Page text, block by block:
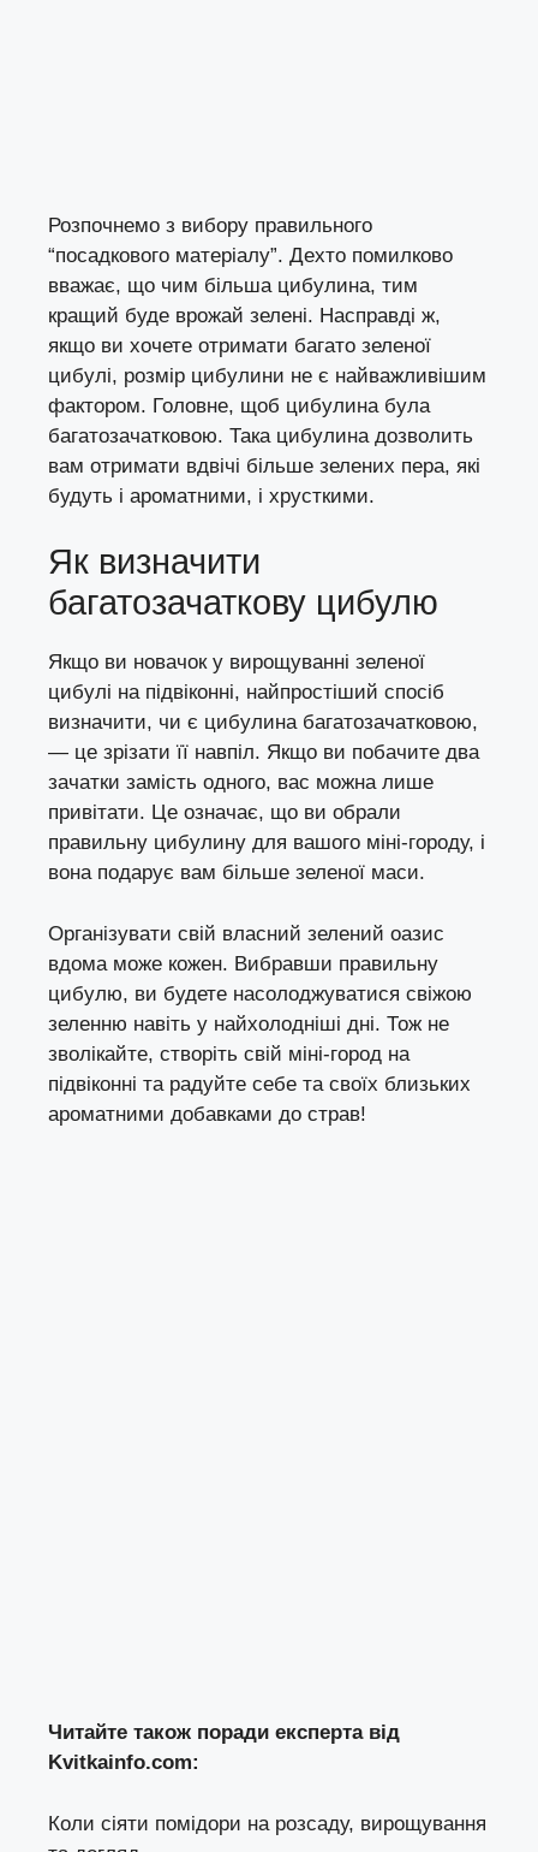
Розпочнемо з вибору правильного
“посадкового матеріалу”. Дехто помилково
вважає, що чим більша цибулина, тим
кращий буде врожай зелені. Насправді ж,
якщо ви хочете отримати багато зеленої
цибулі, розмір цибулини не є найважливішим
фактором. Головне, щоб цибулина була
багатозачатковою. Така цибулина дозволить
вам отримати вдвічі більше зелених пера, які
будуть і ароматними, і хрусткими.
Як визначити
багатозачаткову цибулю
Якщо ви новачок у вирощуванні зеленої
цибулі на підвіконні, найпростіший спосіб
визначити, чи є цибулина багатозачатковою,
— це зрізати її навпіл. Якщо ви побачите два
зачатки замість одного, вас можна лише
привітати. Це означає, що ви обрали
правильну цибулину для вашого міні-городу, і
вона подарує вам більше зеленої маси.
Організувати свій власний зелений оазис
вдома може кожен. Вибравши правильну
цибулю, ви будете насолоджуватися свіжою
зеленню навіть у найхолодніші дні. Тож не
зволікайте, створіть свій міні-город на
підвіконні та радуйте себе та своїх близьких
ароматними добавками до страв!
Читайте також поради експерта від
Kvitkainfo.com:
Коли сіяти помідори на розсаду, вирощування